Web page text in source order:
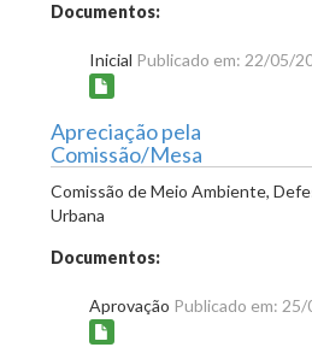
Documentos:
Inicial Publicado em: 22/05/
Apreciação pela
Comissão/Mesa
Comissão de Meio Ambiente,
Urbana
Documentos:
Aprovação Publicado em: